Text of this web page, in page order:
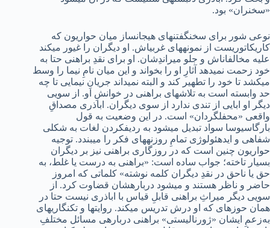
«سخن‏ران» بود.
نوعی شور برای سخن‏گفتن‏های هیجان‏ساز میان حواریون که
کاریکاتوری‏ست از نمونه‏های غربی‏اش. او دیگران را غیور می‏کند
علیه مخالفان‏اش و جلو می‏راندِشان. او برای نقدِ براهنی حتا به
خود زحمت نمی‏دهد آثارِ او را بخواند و این میان نامِ نیما را وسط
می‏کشد تا خود را تطهیر کند و البته نمی‏داند جریانِ نیمایی تا چه
حد وابسته است به تلاش‏های براهنی در خوانشِ او. از سویی
دیگر او ابایی از تندی ندارد از سوی دیگران. اباذری مصداقِ
واقعی «محفل‏گردان» است. در این وضعیت به قول
بارگاس‏یوسا سواد تبدیل می‏شود به ردیف‏کردن لغات به شکلی
شفاهی و ایده‏ئو‏لوژی تمامِ روزنه‏های فکر را می‏بندد. توجیه
حواریون چنین است که در روزگاری براهنی نیز بر دیگران
بسیار تاخته؛ جواب ساده است: «براهنی به درست یا غلط، به
حق یا ناحق در نقدِ دیگران کلمه نوشته» کلماتی که امروز
حاضر و ناظر هستند و می‏شود درباره‏شان قضاوت کرد. از
سویی دیگر میراثِ براهنی قابلِ قیاس با اباذری نیست حتا در
همان حوزه‏ای که او درش تدریس می‏کند. روایت‏ها و تک‏نگاری‏های
به‌زعمِ ایشان «ژورنالیستی» براهنی درباره‏ی مسائل مختلفِ